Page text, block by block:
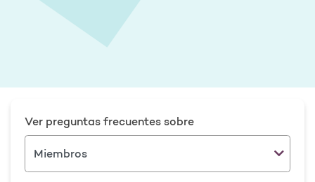
Ver preguntas frecuentes sobre